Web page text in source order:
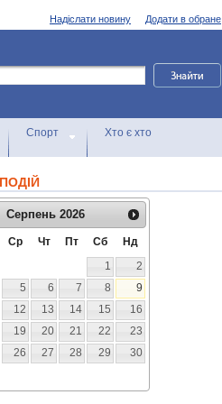
Додати в обране
Надіслати новину
Спорт Хто є хто
Серпень 2026
Ср Чт Пт Сб
Нд
1
2
5 6 7 8
9
12 13 14 15
16
19 20 21 22
23
26 27 28 29
30